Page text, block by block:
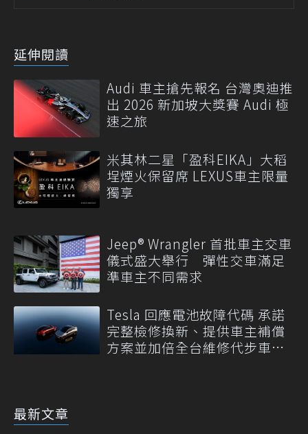
延伸閱讀
Audi 車主搶先報名 台灣奧迪推
出 2026 新加坡大獎賽 Audi 極
速之旅
米其林二星「盈科EIKA」大稻
埕煙火保留席 LEXUS車主限量
獨享
Jeep® Wrangler 首批車主交車
儀式盛大舉行 彈性交車滿足
準車主不同需求
Tesla 回應電池故障代碼 承諾
完整檢修換新、提供車主補償
方案並加倍全台維修代步車數
最新文章